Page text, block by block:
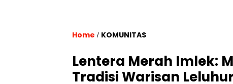
Home / KOMUNITAS
Lentera Merah Imlek:
Tradisi Warisan Leluhur